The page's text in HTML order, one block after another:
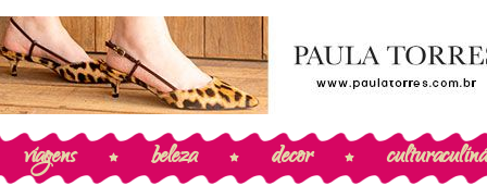
viagens beleza decor cultura